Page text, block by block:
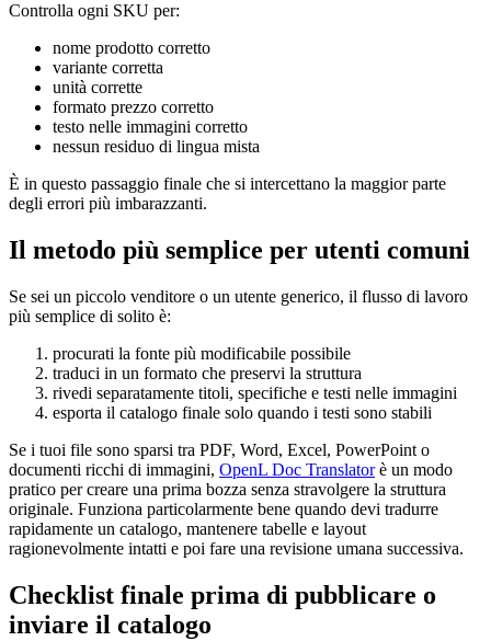
Controlla ogni SKU per:
nome prodotto corretto
variante corretta
unità corrette
formato prezzo corretto
testo nelle immagini corretto
nessun residuo di lingua mista
È in questo passaggio finale che si intercettano la maggior parte
degli errori più imbarazzanti.
Il metodo più semplice per utenti comuni
Se sei un piccolo venditore o un utente generico, il flusso di lavoro
più semplice di solito è:
procurati la fonte più modificabile possibile
traduci in un formato che preservi la struttura
rivedi separatamente titoli, specifiche e testi nelle immagini
esporta il catalogo finale solo quando i testi sono stabili
Se i tuoi file sono sparsi tra PDF, Word, Excel, PowerPoint o
documenti ricchi di immagini, OpenL Doc Translatorè un modo
pratico per creare una prima bozza senza stravolgere la struttura
originale. Funziona particolarmente bene quando devi tradurre
rapidamente un catalogo, mantenere tabelle e layout
ragionevolmente intatti e poi fare una revisione umana successiva.
Checklist finale prima di pubblicare o
inviare il catalogo